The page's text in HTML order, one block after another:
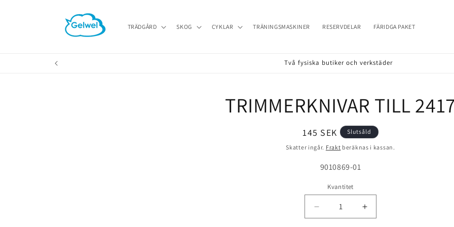
TRÄDGÅRD SKOG CYKLAR TRÄNINGSMASKINER RESERVDELAR FÄRIDGA PAKET
Två fysiska butiker och verkstäder
Gå vidare till
produktinformation
TRIMMERKNIVAR TILL 2417
Ordinarie
pris
145 SEK Slutsåld
Skatter ingår. Frakt beräknas i kassan.
Lagerhållningsenhet:
9010869-01
Kvantitet
Minska
kvantitet
Öka
kvantitet